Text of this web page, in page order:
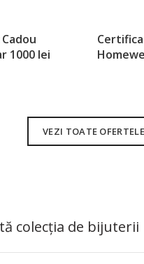
1000 lei
VEZI TOATE OFERTELE
colecția de bijuterii